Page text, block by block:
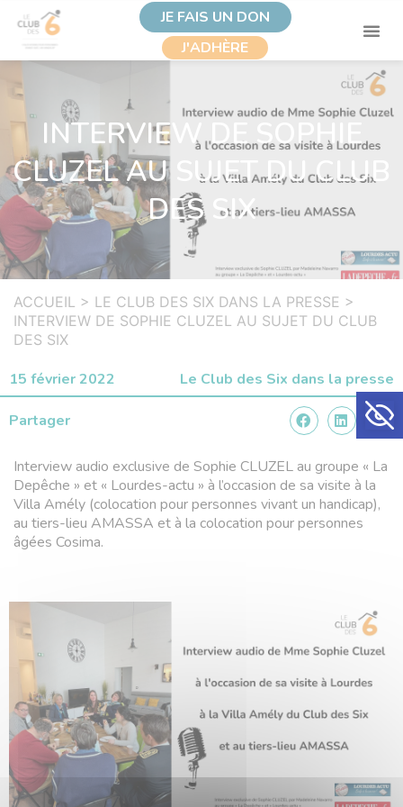
Ouvrir
JE FAIS UN DON
J'ADHÈRE
INTERVIEW DE SOPHIE
CLUZEL AU SUJET DU CLUB
DES SIX
ACCUEIL > LE CLUB DES SIX DANS LA PRESSE >
INTERVIEW DE SOPHIE CLUZEL AU SUJET DU CLUB
DES SIX
15 février 2022 Le Club des Six dans la presse
Partager
Interview audio exclusive de Sophie CLUZEL au groupe « La
Depêche » et « Lourdes-actu » à l’occasion de sa visite à la
Villa Amély (colocation pour personnes vivant un handicap),
au tiers-lieu AMASSA et à la colocation pour personnes
âgées Cosima.